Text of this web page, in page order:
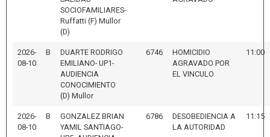
SOCIOFAMILIARES-
Ruffatti (F) Mullor
(D)
2026-
08-10
B
DUARTE RODRIGO
EMILIANO- UP1-
AUDIENCIA
CONOCIMIENTO
(D) Mullor
6746
HOMICIDIO
AGRAVADO POR
EL VINCULO
11:00
2026-
08-10
B
GONZALEZ BRIAN
YAMIL SANTIAGO-
6786
DESOBEDIENCIA A
LA AUTORIDAD
11:15